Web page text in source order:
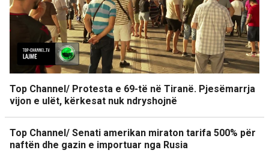
Top Channel/ Protesta e 69-të në Tiranë. Pjesëmarrja
vijon e ulët, kërkesat nuk ndryshojnë
Top Channel/ Senati amerikan miraton tarifa 500% për
naftën dhe gazin e importuar nga Rusia